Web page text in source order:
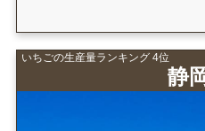
いちごの生産量ランキング 4位
静